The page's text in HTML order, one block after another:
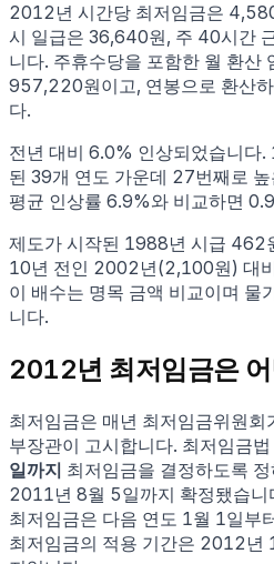
2012 년 시간당 최저임금은
시 일급은 36,640원, 주 40시간
니다. 주휴수당을 포함한 월 환산
957,220원이고, 연봉으로 환산
다.
전년 대비 6.0% 인상되었습니다.
된 39개 연도 가운데 27번째로
평균 인상률 6.9%와 비교하면
제도가 시작된 1988년 시급 462
10년 전인 2002 년(2,100원) 대
이 배수는 명목 금액 비교이며 물
니다.
2012년 최저임금은
최저임금은 매년 최저임금위원회
부장관이 고시합니다. 최저임금
일까지 최저임금을 결정하도록
2011년 8월 5일까지 확정됐습
최저임금은 다음 연도 1월 1일부
최저임금의 적용 기간은 2012 년